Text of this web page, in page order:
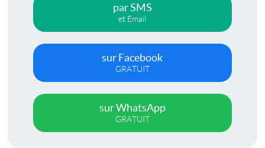
par SMS
et Email
sur Facebook
GRATUIT
sur WhatsApp
GRATUIT